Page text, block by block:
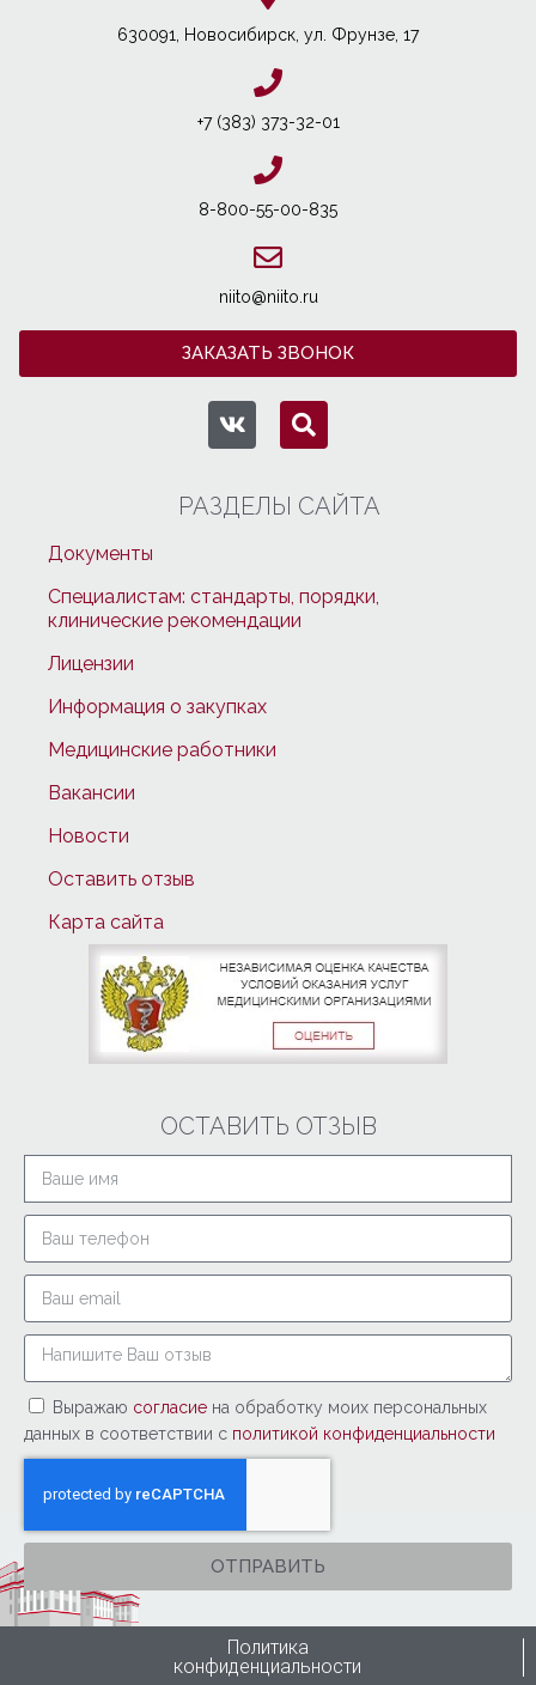
630091, Новосибирcк, ул. Фрунзе, 17
+7 (383) 373-32-01
8-800-55-00-835
niito@niito.ru
ЗАКАЗАТЬ ЗВОНОК
РАЗДЕЛЫ САЙТА
Документы
Специалистам: стандарты, порядки,
клинические рекомендации
Лицензии
Информация о закупках
Медицинские работники
Вакансии
Новости
Оставить отзыв
Карта сайта
ОСТАВИТЬ ОТЗЫВ
Выражаю согласие на обработку моих персональных
данных в соответствии с политикой конфиденциальности
ОТПРАВИТЬ
Политика
конфиденциальности